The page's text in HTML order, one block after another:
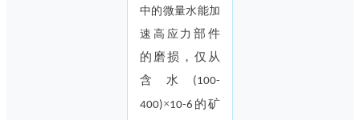
中的微量水能加
速高应力部件
的磨损，仅从
含水 (100-
400)×10-6 的矿